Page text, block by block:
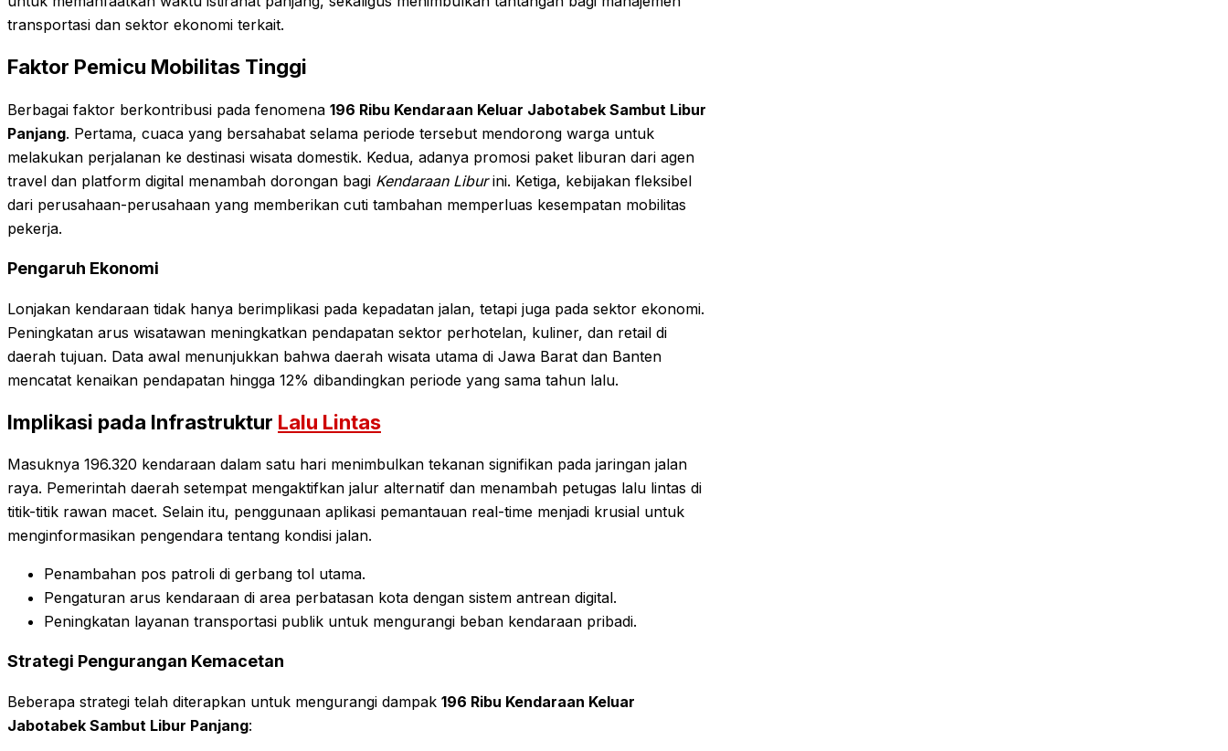
transportasi dan sektor ekonomi terkait.
Faktor Pemicu Mobilitas Tinggi
Berbagai faktor berkontribusi pada fenomena 196 Ribu Kendaraan Keluar Jabotabek Sambut Libur
Panjang. Pertama, cuaca yang bersahabat selama periode tersebut mendorong warga untuk
melakukan perjalanan ke destinasi wisata domestik. Kedua, adanya promosi paket liburan dari agen
travel dan platform digital menambah dorongan bagi Kendaraan Liburini. Ketiga, kebijakan fleksibel
dari perusahaan-perusahaan yang memberikan cuti tambahan memperluas kesempatan mobilitas
pekerja.
Pengaruh Ekonomi
Lonjakan kendaraan tidak hanya berimplikasi pada kepadatan jalan, tetapi juga pada sektor ekonomi.
Peningkatan arus wisatawan meningkatkan pendapatan sektor perhotelan, kuliner, dan retail di
daerah tujuan. Data awal menunjukkan bahwa daerah wisata utama di Jawa Barat dan Banten
mencatat kenaikan pendapatan hingga 12% dibandingkan periode yang sama tahun lalu.
Implikasi pada Infrastruktur Lalu Lintas
Masuknya 196.320 kendaraan dalam satu hari menimbulkan tekanan signifikan pada jaringan jalan
raya. Pemerintah daerah setempat mengaktifkan jalur alternatif dan menambah petugas lalu lintas di
titik-titik rawan macet. Selain itu, penggunaan aplikasi pemantauan real-time menjadi krusial untuk
menginformasikan pengendara tentang kondisi jalan.
Penambahan pos patroli di gerbang tol utama.
Pengaturan arus kendaraan di area perbatasan kota dengan sistem antrean digital.
Peningkatan layanan transportasi publik untuk mengurangi beban kendaraan pribadi.
Strategi Pengurangan Kemacetan
Beberapa strategi telah diterapkan untuk mengurangi dampak 196 Ribu Kendaraan Keluar
Jabotabek Sambut Libur Panjang: